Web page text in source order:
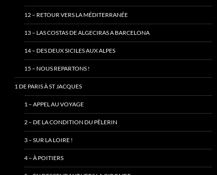
12 – RETOUR VERS LA MÉDITERRANÉE
13 – LAS COSTAS DE ALGECIRAS A BARCELONA
14 – DES DEUX SICILES AUX ALPES
15 – NOUS REPARTONS !
1 DE PARIS À ST JACQUES
1 – APPEL AU VOYAGE
2 – DE LA CONDITION DU PÈLERIN
3 – SUR LA LOIRE !
4 – À POITIERS